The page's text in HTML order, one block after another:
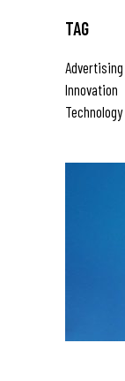
TAG
Advertising
Innovation
Technology